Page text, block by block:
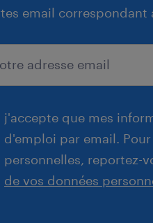
email correspondant
j'accepte que mes
d'emploi par email.
personnelles, reportez-
de vos données
enregistrer